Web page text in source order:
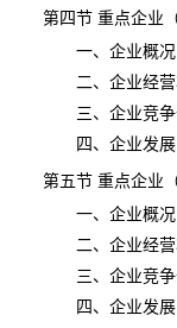
第四节 重点企业（
一、企业概况
二、企业经营
三、企业竞争
四、企业发展战
第五节 重点企业（
一、企业概况
二、企业经营
三、企业竞争
四、企业发展战